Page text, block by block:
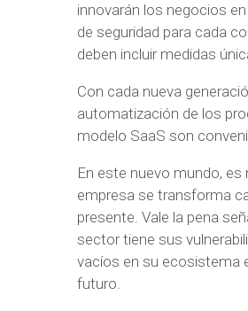
innovarán los negocios
de seguridad para cada
deben incluir medidas
Con cada nueva
automatización de los
modelo SaaS son
En este nuevo mundo,
empresa se transforma
presente. Vale la pena
sector tiene sus
vacíos en su ecosistema
futuro.